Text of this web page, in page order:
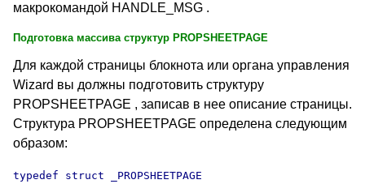
макрокомандой HANDLE_MSG .
Подготовка массива структур PROPSHEETPAGE
Для каждой страницы блокнота или органа управления
Wizard вы должны подготовить структуру
PROPSHEETPAGE , записав в нее описание страницы.
Структура PROPSHEETPAGE определена следующим
образом:
typedef struct _PROPSHEETPAGE